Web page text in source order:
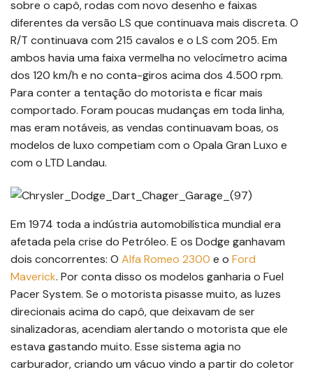
sobre o capô, rodas com novo desenho e faixas
diferentes da versão LS que continuava mais discreta. O
R/T continuava com 215 cavalos e o LS com 205. Em
ambos havia uma faixa vermelha no velocímetro acima
dos 120 km/h e no conta-giros acima dos 4.500 rpm.
Para conter a tentação do motorista e ficar mais
comportado. Foram poucas mudanças em toda linha,
mas eram notáveis, as vendas continuavam boas, os
modelos de luxo competiam com o Opala Gran Luxo e
com o LTD Landau.
Em 1974 toda a indústria automobilística mundial era
afetada pela crise do Petróleo. E os Dodge ganhavam
dois concorrentes: O Alfa Romeo 2300 e o Ford
Maverick. Por conta disso os modelos ganharia o Fuel
Pacer System. Se o motorista pisasse muito, as luzes
direcionais acima do capô, que deixavam de ser
sinalizadoras, acendiam alertando o motorista que ele
estava gastando muito. Esse sistema agia no
carburador, criando um vácuo vindo a partir do coletor